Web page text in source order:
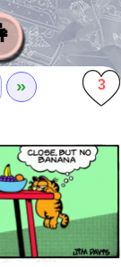
» 3